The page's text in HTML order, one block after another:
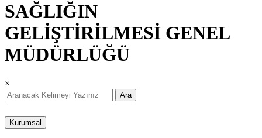
SAĞLIĞIN
GELİŞTİRİLMESİ GENEL
MÜDÜRLÜĞÜ
×
Ara
Kurumsal